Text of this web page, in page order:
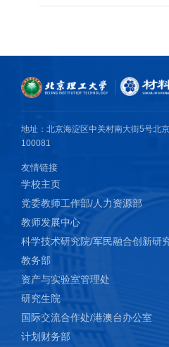
Zhang, Lingxue Wang, Yu
Improving the efficiency of
perovskite quantum dots as
Nanophotonics. 2020, 9, 93.
Jiatao Zhang, Yu Chen,*
Nanowires from the Visible to the
N,N‑Dimethylformamide-
6、Yu Chen, Yunpeng Qin, Yang
Ningning liang, Xiaochen Wang,
Hou*. From Binary to Ternary:
Efficiency of the Small Molecule
地址：北京海淀区中关村南大街5号北
100081
友情链接
学校主页
党委教师工作部/人力资源部
教师发展中心
科学技术研究院/军民融合创新研
教务部
资产与实验室管理处
研究生院
国际交流合作处/港澳台办公室
计划财务部